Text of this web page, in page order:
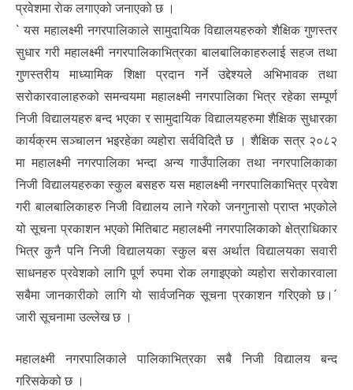
प्रवेशमा राेक लगाएको जनाएको छ ।
` यस महालक्ष्मी नगरपालिकाले सामुदायिक विद्यालयहरुको शैक्षिक गुणस्तर
सुधार गरी महालक्ष्मी नगरपालिकाभित्रका बालबालिकाहरुलाई सहज तथा
गुणस्तरीय माध्यामिक शिक्षा प्रदान गर्ने उद्देश्यले अभिभावक तथा
सरोकारवालाहरुको समन्वयमा महालक्ष्मी नगरपालिका भित्र रहेका सम्पूर्ण
निजी विद्यालयहरु बन्द भएका र सामुदायिक विद्यालयहरुमा शैक्षिक सुधारका
कार्यक्रम सञ्चालन भइरहेका व्यहोरा सर्वविदितै छ । शैक्षिक सत्र २०८२
मा महालक्ष्मी नगरपालिका भन्दा अन्य गाउँपालिका तथा नगरपालिकाका
निजी विद्यालयहरुका स्कुल बसहरु यस महालक्ष्मी नगरपालिकाभित्र प्रवेश
गरी बालबालिकाहरु निजी विद्यालय लाने गरेको जनगुनासो प्राप्त भएकोले
यो सूचना प्रकाशन भएको मितिबाट महालक्ष्मी नगरपालिकाको क्षेत्राधिकार
भित्र कुनै पनि निजी विद्यालयका स्कुल बस अर्थात विद्यालयका सवारी
साधनहरु प्रवेशको लागि पूर्ण रुपमा रोक लगाइएको व्यहोरा सरोकारवाला
सबैमा जानकारीको लागि यो सार्वजनिक सूचना प्रकाशन गरिएको छ।´
जारी सूचनामा उल्लेख छ ।
महालक्ष्मी नगरपालिकाले पालिकाभित्रका सबै निजी विद्यालय बन्द
गरिसकेको छ ।